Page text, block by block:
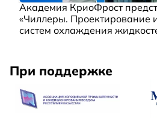
Академия КриоФрост
«Чиллеры. Проектирование
систем охлаждения
При поддержке